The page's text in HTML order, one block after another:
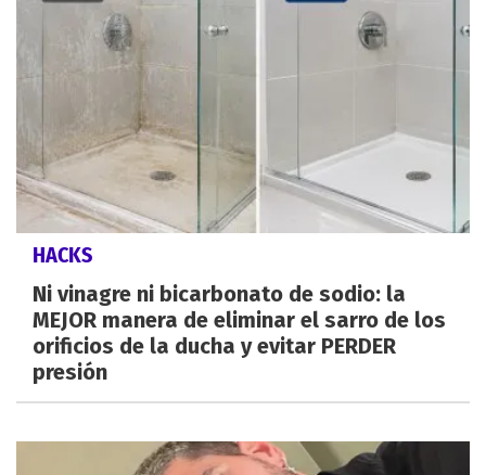
HACKS
Ni vinagre ni bicarbonato de sodio: la
MEJOR manera de eliminar el sarro de los
orificios de la ducha y evitar PERDER
presión